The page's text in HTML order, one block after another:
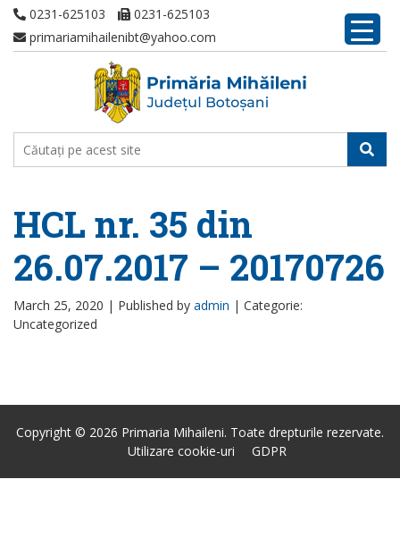
0231-625103
0231-625103
primariamihailenibt@yahoo.com
HCL nr. 35 din
26.07.2017 – 20170726
March 25, 2020 | Published by admin | Categorie:
Uncategorized
Copyright © 2026 Primaria Mihaileni. Toate drepturile rezervate.
Utilizare cookie-uri
GDPR